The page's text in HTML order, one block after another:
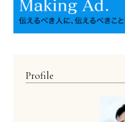
Profile